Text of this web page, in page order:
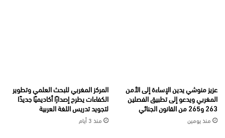
عزيز منوشي يدين الإساءة إلى الأمن
المغربي ويدعو إلى تطبيق الفصلين
263 و265 من القانون الجنائي
منذ يومين
المركز المغربي للبحث العلمي وتطوير
الكفاءات يطرح إصدارًا أكاديميًا جديدًا
لتجويد تدريس اللغة العربية
منذ 3 أيام